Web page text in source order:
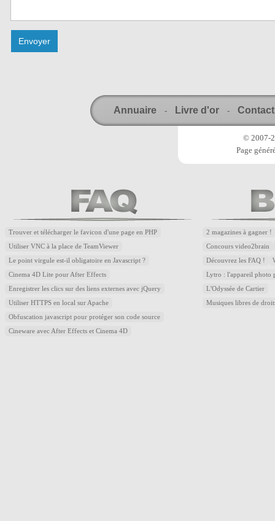
Annuaire - Livre d'or - Contact
© 2007-
Page
Trouver et télécharger le favicon d'une page en PHP
Utiliser VNC à la place de TeamViewer
Le point virgule est-il obligatoire en Javascript ?
Cinema 4D Lite pour After Effects
Enregistrer les clics sur des liens externes avec jQuery
Utiliser HTTPS en local sur Apache
Obfuscation javascript pour protéger son code source
Cineware avec After Effects et Cinema 4D
2 magazines à gagner !
Concours video2brain
Découvrez les FAQ !
Lytro : l'appareil photo
L'Odyssée de Cartier
Musiques libres de